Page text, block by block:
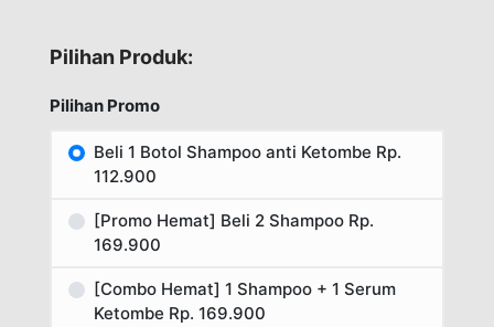
Pilihan Produk:
Pilihan Promo
Beli 1 Botol Shampoo anti Ketombe Rp.
112.900
[Promo Hemat] Beli 2 Shampoo Rp.
169.900
[Combo Hemat] 1 Shampoo + 1 Serum
Ketombe Rp. 169.900